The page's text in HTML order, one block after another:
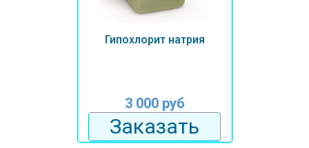
Гипохлорит натрия
3 000 руб
Заказать